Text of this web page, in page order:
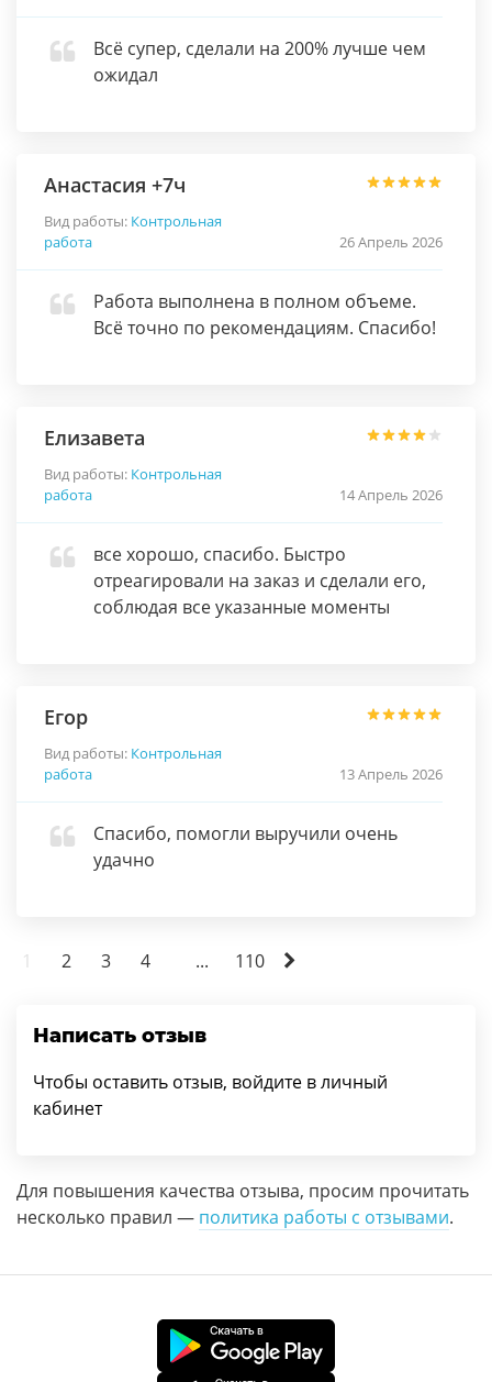
Всё супер, сделали на 200% лучше чем
ожидал
Анастасия +7ч
Вид работы: Контрольная
работа
26 Апрель 2026
Работа выполнена в полном объеме.
Всё точно по рекомендациям. Спасибо!
Елизавета
Вид работы: Контрольная
работа
14 Апрель 2026
все хорошо, спасибо. Быстро
отреагировали на заказ и сделали его,
соблюдая все указанные моменты
Егор
Вид работы: Контрольная
работа
13 Апрель 2026
Спасибо, помогли выручили очень
удачно
1 2 3 4 ... 110
Написать отзыв
Чтобы оставить отзыв, войдите в личный
кабинет
Для повышения качества отзыва, просим прочитать
несколько правил — политика работы с отзывами.